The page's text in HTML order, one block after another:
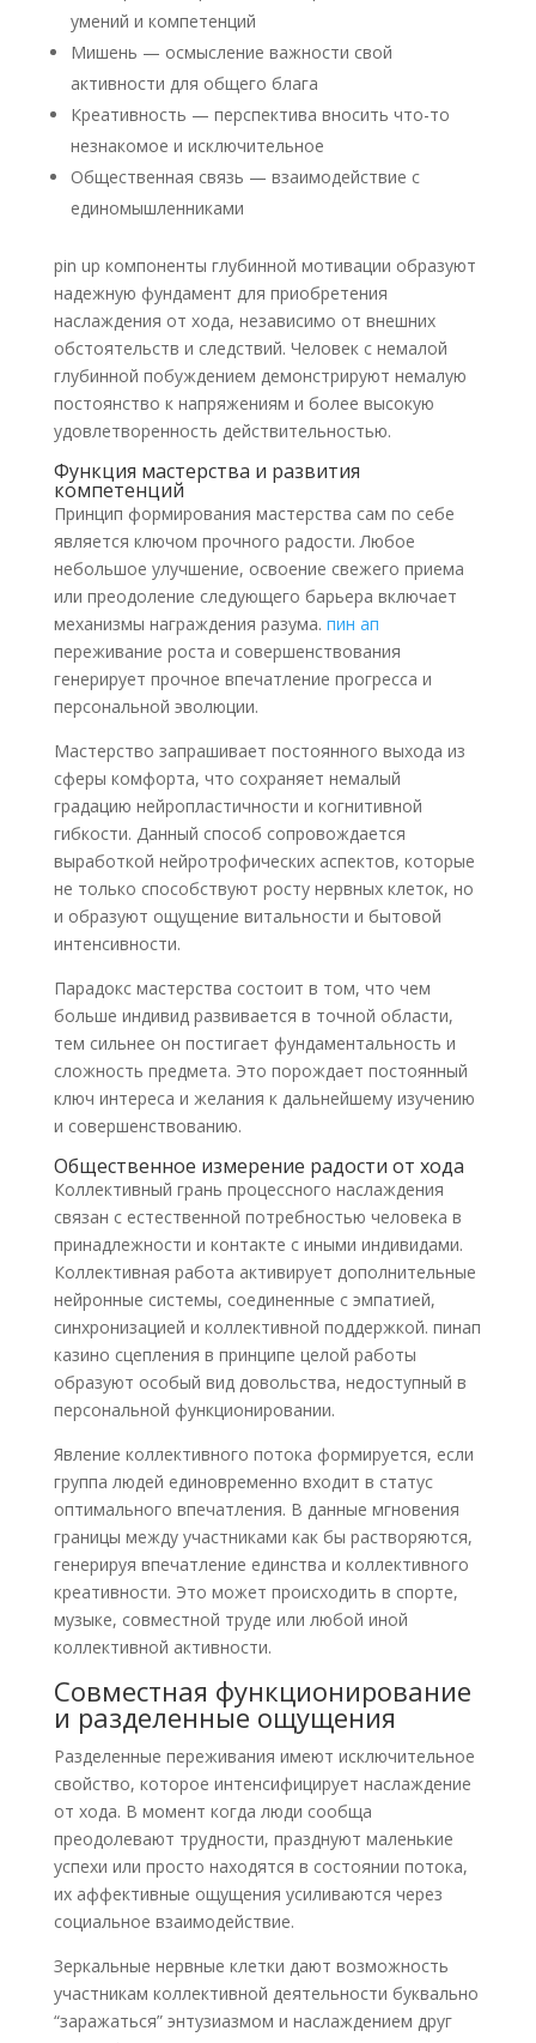
умений и компетенций
Мишень — осмысление важности свой
активности для общего блага
Креативность — перспектива вносить что-то
незнакомое и исключительное
Общественная связь — взаимодействие с
единомышленниками
pin up компоненты глубинной мотивации образуют
надежную фундамент для приобретения
наслаждения от хода, независимо от внешних
обстоятельств и следствий. Человек с немалой
глубинной побуждением демонстрируют немалую
постоянство к напряжениям и более высокую
удовлетворенность действительностью.
Функция мастерства и развития
компетенций
Принцип формирования мастерства сам по себе
является ключом прочного радости. Любое
небольшое улучшение, освоение свежего приема
или преодоление следующего барьера включает
механизмы награждения разума. пин ап
переживание роста и совершенствования
генерирует прочное впечатление прогресса и
персональной эволюции.
Мастерство запрашивает постоянного выхода из
сферы комфорта, что сохраняет немалый
градацию нейропластичности и когнитивной
гибкости. Данный способ сопровождается
выработкой нейротрофических аспектов, которые
не только способствуют росту нервных клеток, но
и образуют ощущение витальности и бытовой
интенсивности.
Парадокс мастерства состоит в том, что чем
больше индивид развивается в точной области,
тем сильнее он постигает фундаментальность и
сложность предмета. Это порождает постоянный
ключ интереса и желания к дальнейшему изучению
и совершенствованию.
Общественное измерение радости от хода
Коллективный грань процессного наслаждения
связан с естественной потребностью человека в
принадлежности и контакте с иными индивидами.
Коллективная работа активирует дополнительные
нейронные системы, соединенные с эмпатией,
синхронизацией и коллективной поддержкой. пинап
казино сцепления в принципе целой работы
образуют особый вид довольства, недоступный в
персональной функционировании.
Явление коллективного потока формируется, если
группа людей единовременно входит в статус
оптимального впечатления. В данные мгновения
границы между участниками как бы растворяются,
генерируя впечатление единства и коллективного
креативности. Это может происходить в спорте,
музыке, совместной труде или любой иной
коллективной активности.
Совместная функционирование
и разделенные ощущения
Разделенные переживания имеют исключительное
свойство, которое интенсифицирует наслаждение
от хода. В момент когда люди сообща
преодолевают трудности, празднуют маленькие
успехи или просто находятся в состоянии потока,
их аффективные ощущения усиливаются через
социальное взаимодействие.
Зеркальные нервные клетки дают возможность
участникам коллективной деятельности буквально
“заражаться” энтузиазмом и наслаждением друг